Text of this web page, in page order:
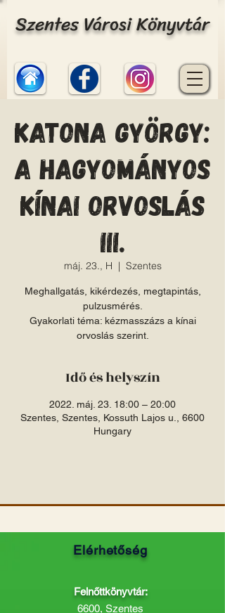
Szentes Városi Könyvtár
Katona György:
A hagyományos
kínai orvoslás
III.
máj. 23., H
  |
Szentes
Meghallgatás, kikérdezés, megtapintás,
pulzusmérés.
Gyakorlati téma: kézmasszázs a kínai
orvoslás szerint.
Idő és helyszín
2022. máj. 23. 18:00 – 20:00
Szentes, Szentes, Kossuth Lajos u., 6600
Hungary
Elérhetőség
Felnőttkönyvtár:
6600, Szentes